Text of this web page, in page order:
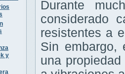
y
Durante
considerado
resistentes a
Sin embargo,
una